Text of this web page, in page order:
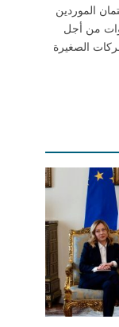
الموردين
من أجل
الصغيرة